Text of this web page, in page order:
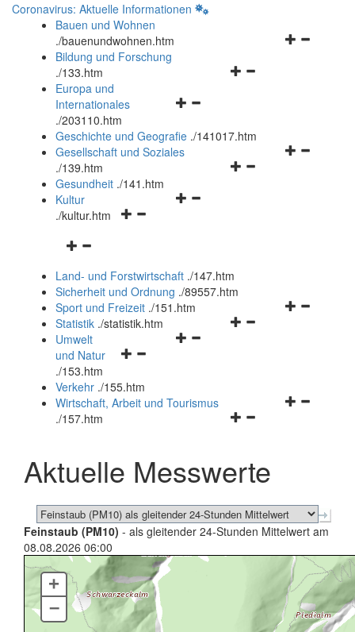
Coronavirus: Aktuelle Informationen
Bauen und Wohnen
./bauenundwohnen.htm
Navigationsmenü
Bildung und Forschung
./133.htm
Navigationsmenü
und
schließen
Europa und
Internationales
./203110.htm
Geschichte und Geografie ./141017.htm
Navigationsmenü
Gesellschaft und Soziales
./139.htm
Navigationsmenü
Gesundheit ./141.htm
Navigationsmenü
Kultur
./kultur.htm
Navigationsmenü
und
schließen
Land- und Forstwirtschaft ./147.htm
Sicherheit und Ordnung ./89557.htm
Navigationsmenü
Sport und Freizeit ./151.htm
Navigationsmenü
Statistik ./statistik.htm
Navigationsmenü
und
schließen
Umwelt
und Natur
./153.htm
Verkehr ./155.htm
Navigationsmenü
schließen
Wirtschaft, Arbeit und Tourismus
./157.htm
Aktuelle Messwerte
Feinstaub (PM10) - als gleitender 24-Stunden Mittelwert am
08.08.2026 06:00
+
–